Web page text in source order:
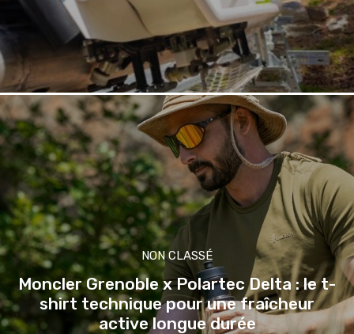
NON CLASSÉ
Moncler Grenoble x Polartec Delta : le t-
shirt technique pour une fraîcheur
active longue durée